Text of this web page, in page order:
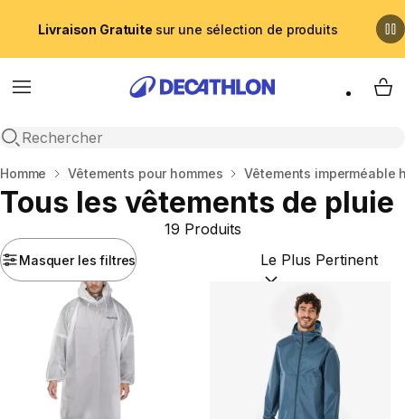
Livraison Gratuite sur une sélection de produits
Menu
Recherche ouverte
My
Accueil
Homme Vêtements pour hommes Vêtements imperméable
Tous les vêtements de pluie
Masquer les filtres
19 Produits
Trier par :(optional)